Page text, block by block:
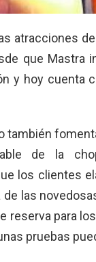
atracciones
que Mastra
y hoy cuenta
también
de la
los clientes
las
reserva para
pruebas